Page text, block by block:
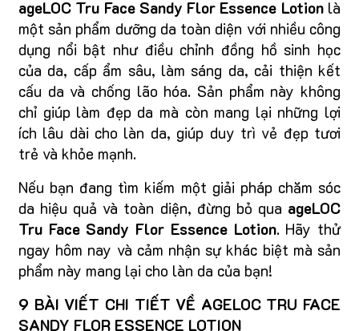
ageLOC Tru Face Sandy Flor Essence Lotionlà
một sản phẩm dưỡng da toàn diện với nhiều công
dụng nổi bật như điều chỉnh đồng hồ sinh học
của da, cấp ẩm sâu, làm sáng da, cải thiện kết
cấu da và chống lão hóa. Sản phẩm này không
chỉ giúp làm đẹp da mà còn mang lại những lợi
ích lâu dài cho làn da, giúp duy trì vẻ đẹp tươi
trẻ và khỏe mạnh.
Nếu bạn đang tìm kiếm một giải pháp chăm sóc
da hiệu quả và toàn diện, đừng bỏ qua ageLOC
Tru Face Sandy Flor Essence Lotion. Hãy thử
ngay hôm nay và cảm nhận sự khác biệt mà sản
phẩm này mang lại cho làn da của bạn!
9 BÀI VIẾT CHI TIẾT VỀ AGELOC TRU FACE
SANDY FLOR ESSENCE LOTION